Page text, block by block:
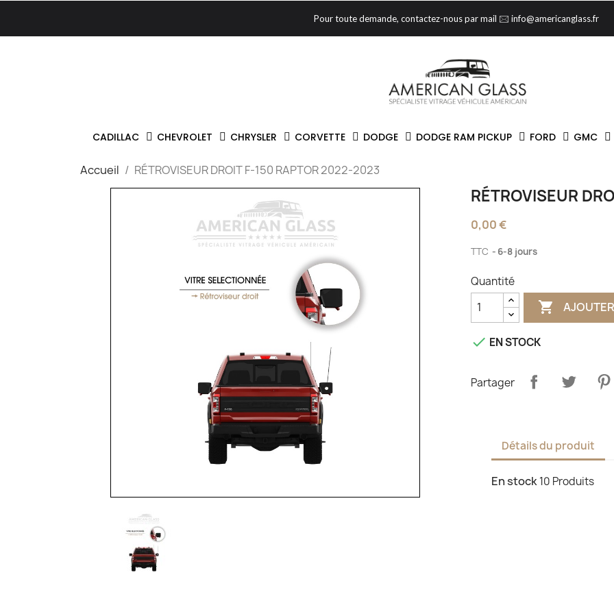
Pour toute demande, contactez-nous par mail 🖂 info@americanglass.fr
CADILLAC CHEVROLET CHRYSLER CORVETTE DODGE DODGE RAM PICKUP FORD GMC
Accueil RÉTROVISEUR DROIT F-150 RAPTOR 2022-2023
RÉTROVISEUR
0,00 €
TTC 6-8 jours
Quantité

 EN STOCK
Partager
Détails du produit
En stock10 Produits